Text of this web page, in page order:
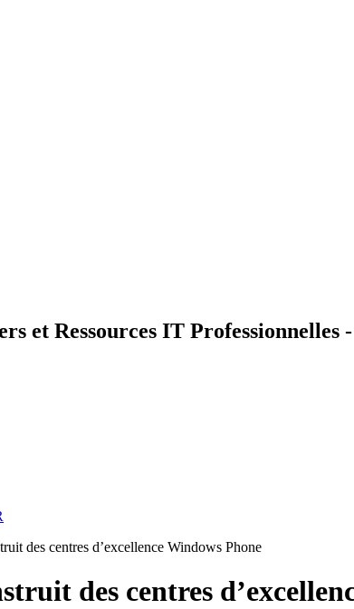
et Ressources IT Professionnelles -
des centres d’excellence Windows Phone
des centres